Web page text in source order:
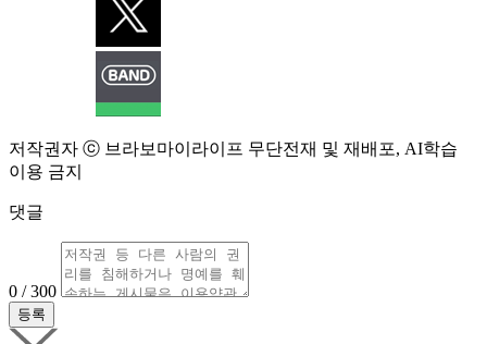
저작권자 ⓒ 브라보마이라이프 무단전재 및 재배포, AI학습
이용 금지
댓글
0 / 300